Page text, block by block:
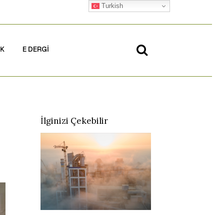
E DERGİ
İlginizi Çekebilir
Turkish